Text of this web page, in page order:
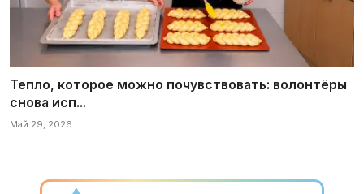
Тепло, которое можно почувствовать: волонтёры
снова исп...
Май 29, 2026